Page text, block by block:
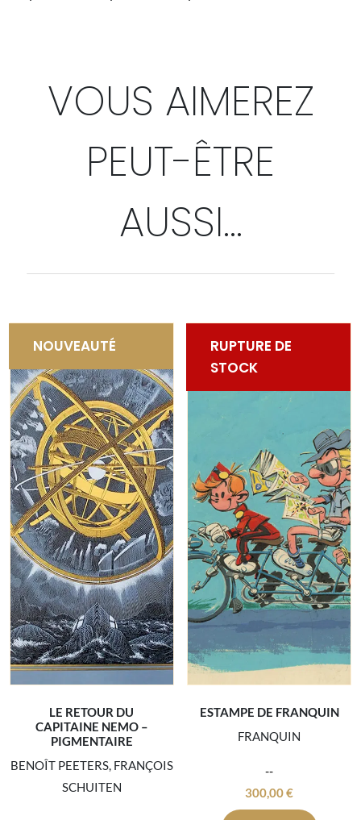
VOUS AIMEREZ
PEUT-ÊTRE
AUSSI…
NOUVEAUTÉ
LE RETOUR DU
CAPITAINE NEMO –
PIGMENTAIRE
BENOÎT PEETERS, FRANÇOIS
SCHUITEN
RUPTURE DE
STOCK
ESTAMPE DE FRANQUIN
300,00€
FRANQUIN